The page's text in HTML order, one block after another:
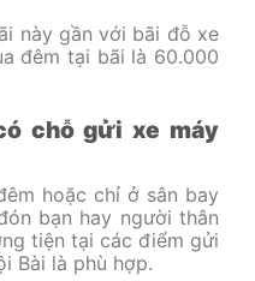
này gần với bãi đỗ xe
đêm tại bãi là 60.000
chỗ gửi xe máy
hoặc chỉ ở sân bay
bạn hay người thân
tiện tại các điểm gửi
Bài là phù hợp.